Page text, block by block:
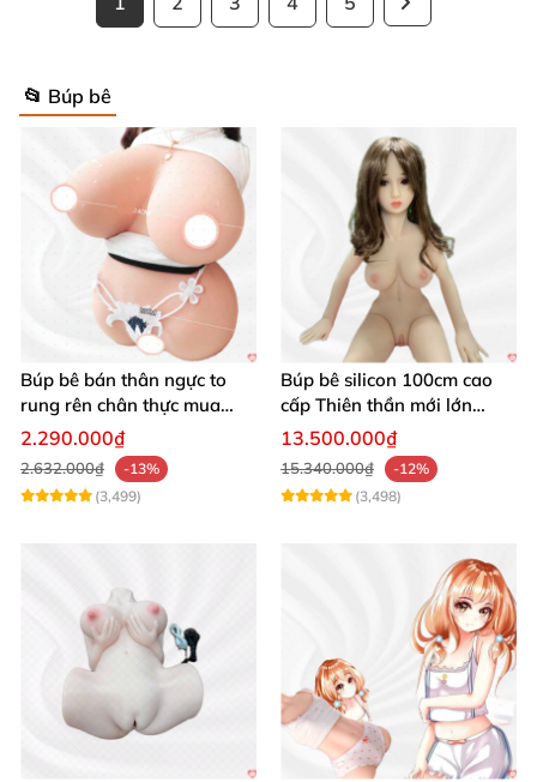
📂 Búp bê
Búp bê bán thân ngực to
rung rên chân thực mua
ngay
2.290.000₫
2.632.000₫
-13%
(3,499)
Búp bê silicon 100cm cao
cấp Thiên thần mới lớn
mượt mà mềm mại
13.500.000₫
15.340.000₫
-12%
(3,498)